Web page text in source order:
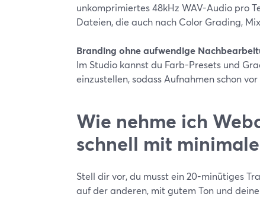
unkomprimiertes 48kHz WAV-Audio pro
Dateien, die auch nach Color Grading,
Branding ohne aufwendige
Im Studio kannst du Farb-Presets und
einzustellen, sodass Aufnahmen schon
Wie nehme ich
schnell mit
Stell dir vor, du musst ein 20-minütiges
auf der anderen, mit gutem Ton und